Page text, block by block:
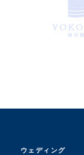
ウェディング